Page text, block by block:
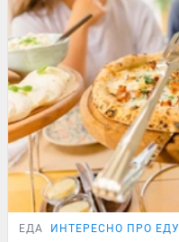
ЕДА ИНТЕРЕСНО ПРО ЕДУ